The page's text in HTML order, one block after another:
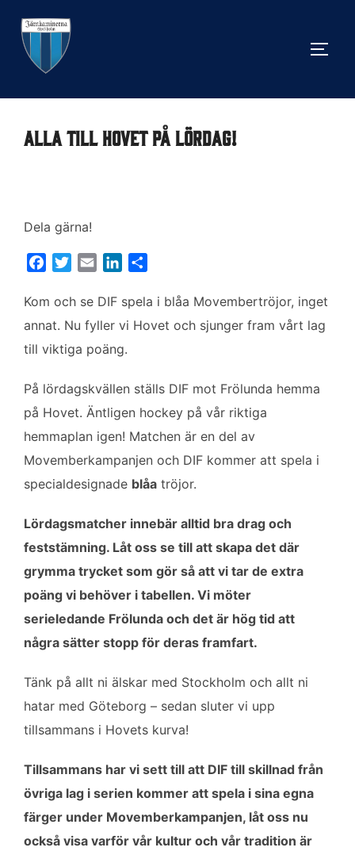
innehåll
Alla till Hovet på lördag!
Dela gärna!
c
e
o
k
i
t
e
a
i
n
k
d
n
l
a
Kom och se DIF spela i blåa Movembertröjor, inget
annat. Nu fyller vi Hovet och sjunger fram vårt lag
till viktiga poäng.
På lördagskvällen ställs DIF mot Frölunda hemma
på Hovet. Äntligen hockey på vår riktiga
hemmaplan igen! Matchen är en del av
Movemberkampanjen och DIF kommer att spela i
specialdesignade blåa tröjor.
Lördagsmatcher innebär alltid bra drag och
feststämning. Låt oss se till att skapa det där
grymma trycket som gör så att vi tar de extra
poäng vi behöver i tabellen. Vi möter
serieledande Frölunda och det är hög tid att
några sätter stopp för deras framfart.
Tänk på allt ni älskar med Stockholm och allt ni
hatar med Göteborg – sedan sluter vi upp
tillsammans i Hovets kurva!
Tillsammans har vi sett till att DIF till skillnad från
övriga lag i serien kommer att spela i sina egna
färger under Movemberkampanjen, låt oss nu
också visa varför vår kultur och vår tradition är